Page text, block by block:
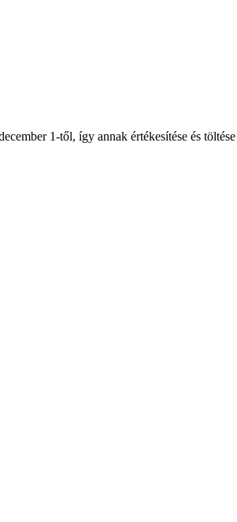
1-től, így annak értékesítése és